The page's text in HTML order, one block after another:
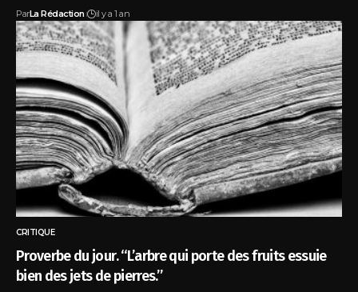
ParLa Rédaction il y a 1 an
CRITIQUE
Proverbe du jour. “L’arbre qui porte des fruits essuie
bien des jets de pierres.”